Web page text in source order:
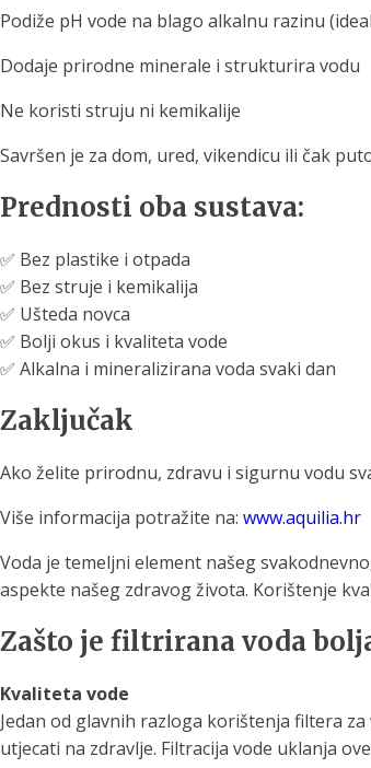
Podiže pH vode na blago alkalnu razinu
Dodaje prirodne minerale i strukturira vodu
Ne koristi struju ni kemikalije
Savršen je za dom, ured, vikendicu ili čak
Prednosti oba sustava:
✅ Bez plastike i otpada
✅ Bez struje i kemikalija
✅ Ušteda novca
✅ Bolji okus i kvaliteta vode
✅ Alkalna i mineralizirana voda svaki dan
Zaključak
Ako želite prirodnu, zdravu i sigurnu vodu
Više informacija potražite na: www.aquilia.hr
Voda je temeljni element našeg
aspekte našeg zdravog života. Korištenje
Zašto je filtrirana voda
Kvaliteta vode
Jedan od glavnih razloga korištenja filtera
utjecati na zdravlje. Filtracija vode uklanja